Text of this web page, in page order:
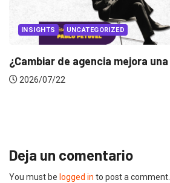
INSIGHTS
Deja un comentario
You must be logged in to post a comment.